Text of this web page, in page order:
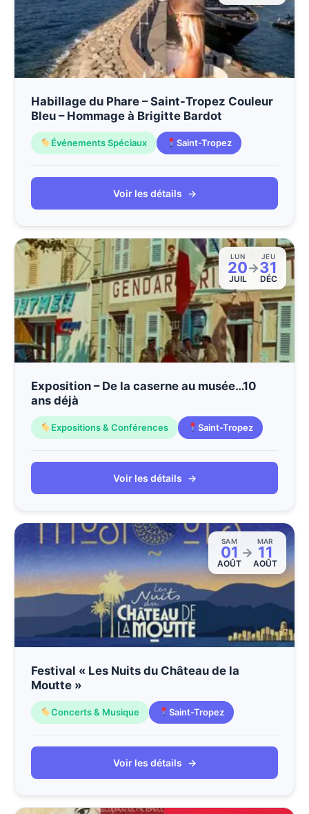
Habillage du Phare – Saint-Tropez Couleur
Bleu – Hommage à Brigitte Bardot
Événements Spéciaux Saint-Tropez
Voir les détails →
LUN
20
JUIL
→
JEU
31
DÉC
Exposition – De la caserne au musée…10
ans déjà
Expositions & Conférences Saint-Tropez
Voir les détails →
SAM
01
AOÛT
→
MAR
11
AOÛT
Festival « Les Nuits du Château de la
Moutte »
Concerts & Musique Saint-Tropez
Voir les détails →